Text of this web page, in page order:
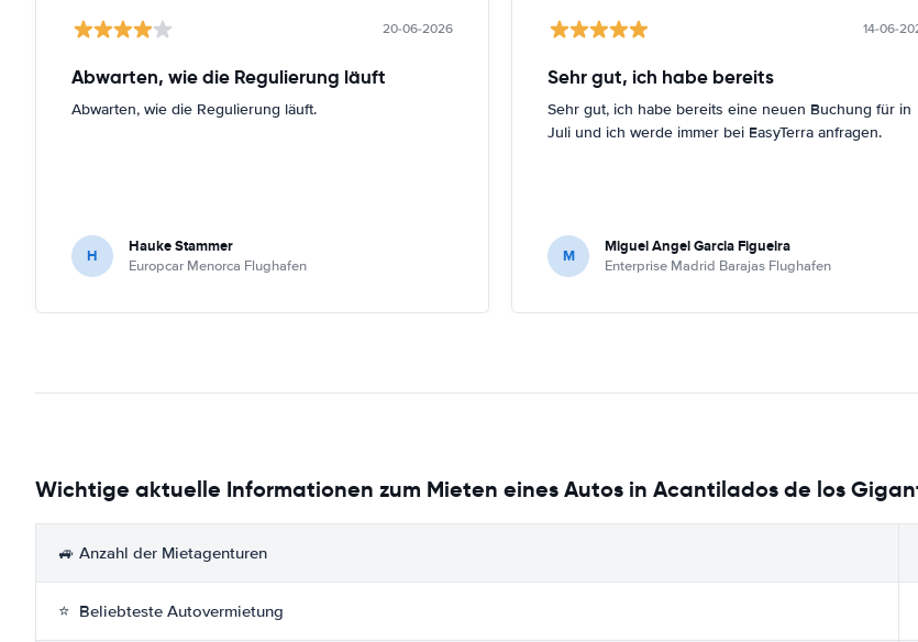
20-06-2026
Abwarten, wie die Regulierung läuft
Abwarten, wie die Regulierung läuft.
H Hauke Stammer
Europcar Menorca Flughafen
14-06-
Sehr gut, ich habe bereits
Sehr gut, ich habe bereits eine neuen Buchung für in
Juli und ich werde immer bei EasyTerra anfragen.
M Miguel Angel Garcia Figueira
Enterprise Madrid Barajas Flughafen
Wichtige aktuelle Informationen zum Mieten eines Autos in Acantilados de los
🚙 Anzahl der Mietagenturen
⭐ Beliebteste Autovermietung